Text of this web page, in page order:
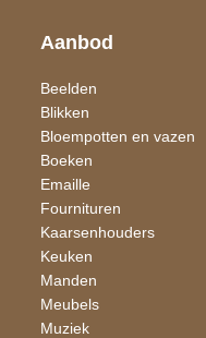
Aanbod
Beelden
Blikken
Bloempotten en vazen
Boeken
Emaille
Fournituren
Kaarsen​houders
Keuken
Manden
Meubels
Muziek